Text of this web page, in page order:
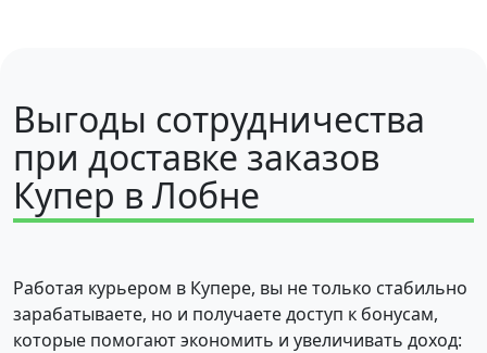
Выгоды сотрудничества
при доставке заказов
Купер в Лобне
Работая курьером в Купере, вы не только стабильно
зарабатываете, но и получаете доступ к бонусам,
которые помогают экономить и увеличивать доход: